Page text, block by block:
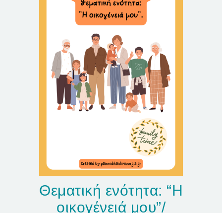
Θεματική ενότητα: “Η
οικογένειά μου”/